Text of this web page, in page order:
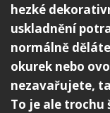
hezké
uskladnění
normálně
okurek nebo
nezavařujete,
To je ale trochu